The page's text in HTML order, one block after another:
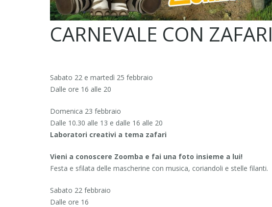
CARNEVALE CON ZAFARI
Sabato 22 e martedì 25 febbraio
Dalle ore 16 alle 20
Domenica 23 febbraio
Dalle 10.30 alle 13 e dalle 16 alle 20
Laboratori creativi a tema zafari
Vieni a conoscere Zoomba e fai una foto insieme a lui!
Festa e sfilata delle mascherine con musica, coriandoli e stelle filanti.
Sabato 22 febbraio
Dalle ore 16